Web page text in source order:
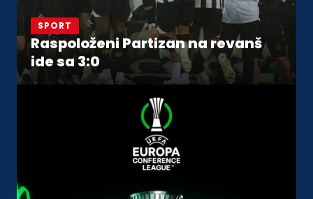
SPORT
Raspoloženi Partizan na revanš
ide sa 3:0